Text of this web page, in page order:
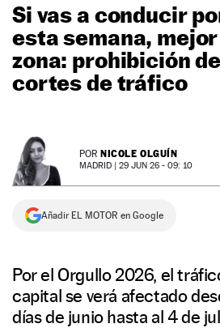
MOTOS
TECNOLOGÍA
NEWSLETTER
Si vas a conducir
esta semana,
zona: prohibición
cortes de tráfico
POR NICOLE OLGUÍN
MADRID | 29 JUN 26 - 09: 10
Añadir EL MOTOR en Google
Por el Orgullo 2026, el
capital se verá afectado
días de junio hasta al 4 de